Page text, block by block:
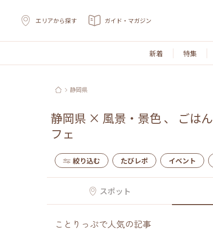
エリアから探す ガイド・マガジン
新着 特集
静岡県
静岡県 × 風景・景色 、 ごはん
フェ
絞り込む たびレポ イベント
スポット
ことりっぷで人気の記事